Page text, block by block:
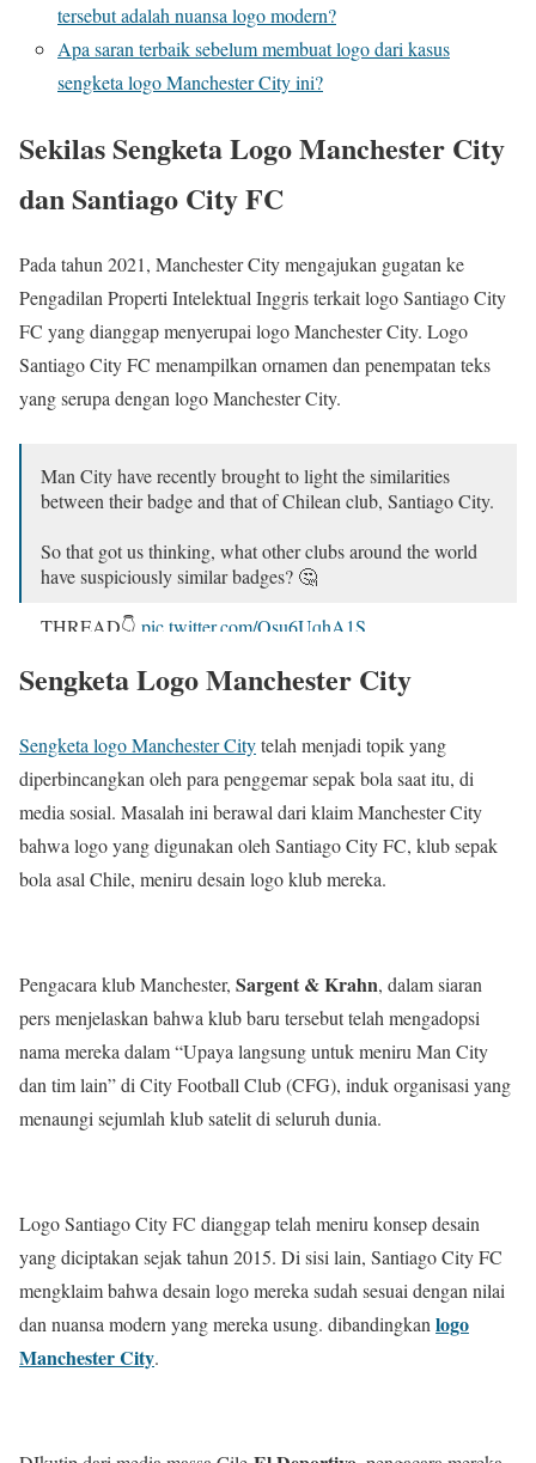
tersebut adalah nuansa logo modern?
Apa saran terbaik sebelum membuat logo dari kasus
sengketa logo Manchester City ini?
Sekilas Sengketa Logo Manchester City
dan Santiago City FC
Pada tahun 2021, Manchester City mengajukan gugatan ke
Pengadilan Properti Intelektual Inggris terkait logo Santiago City
FC yang dianggap menyerupai logo Manchester City. Logo
Santiago City FC menampilkan ornamen dan penempatan teks
yang serupa dengan logo Manchester City.
Man City have recently brought to light the similarities
between their badge and that of Chilean club, Santiago City.
So that got us thinking, what other clubs around the world
have suspiciously similar badges? 🤔
THREAD👇 pic.twitter.com/Osu6UqhA1S
— COPA90 (@Copa90)February 17, 2022
Sengketa Logo Manchester City
Sengketa logo Manchester Citytelah menjadi topik yang
diperbincangkan oleh para penggemar sepak bola saat itu, di
media sosial. Masalah ini berawal dari klaim Manchester City
bahwa logo yang digunakan oleh Santiago City FC, klub sepak
bola asal Chile, meniru desain logo klub mereka.
Pengacara klub Manchester, Sargent & Krahn, dalam siaran
pers menjelaskan bahwa klub baru tersebut telah mengadopsi
nama mereka dalam “Upaya langsung untuk meniru Man City
dan tim lain” di City Football Club (CFG), induk organisasi yang
menaungi sejumlah klub satelit di seluruh dunia.
Logo Santiago City FC dianggap telah meniru konsep desain
yang diciptakan sejak tahun 2015. Di sisi lain, Santiago City FC
mengklaim bahwa desain logo mereka sudah sesuai dengan nilai
dan nuansa modern yang mereka usung. dibandingkanlogo
Manchester City.